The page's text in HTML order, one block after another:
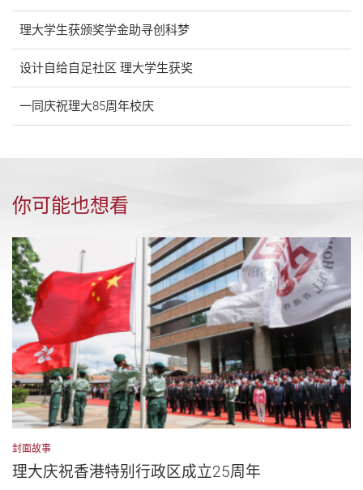
理大学生获颁奖学金助寻创科梦
设计自给自足社区 理大学生获奖
一同庆祝理大85周年校庆
你可能也想看
封面故事
理大庆祝香港特别行政区成立25周年